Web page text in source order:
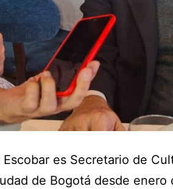
es Secretario de
de Bogotá desde enero